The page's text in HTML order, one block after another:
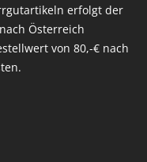
erfolgt der
Österreich
von 80,-€ nach